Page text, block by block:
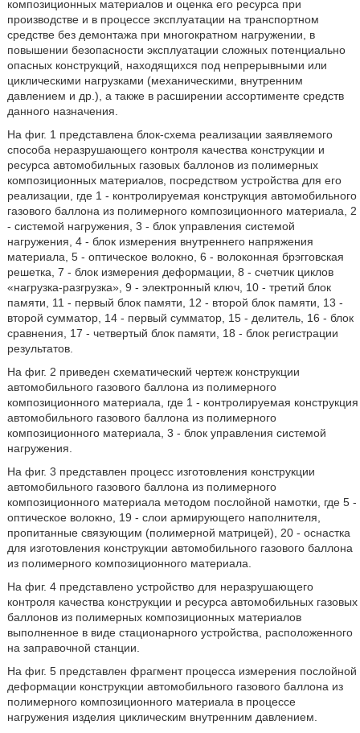
композиционных материалов и оценка его ресурса при
производстве и в процессе эксплуатации на транспортном
средстве без демонтажа при многократном нагружении, в
повышении безопасности эксплуатации сложных потенциально
опасных конструкций, находящихся под непрерывными или
циклическими нагрузками (механическими, внутренним
давлением и др.), а также в расширении ассортименте средств
данного назначения.
На фиг. 1 представлена блок-схема реализации заявляемого
способа неразрушающего контроля качества конструкции и
ресурса автомобильных газовых баллонов из полимерных
композиционных материалов, посредством устройства для его
реализации, где 1 - контролируемая конструкция автомобильного
газового баллона из полимерного композиционного материала, 2
- системой нагружения, 3 - блок управления системой
нагружения, 4 - блок измерения внутреннего напряжения
материала, 5 - оптическое волокно, 6 - волоконная брэгговская
решетка, 7 - блок измерения деформации, 8 - счетчик циклов
«нагрузка-разгрузка», 9 - электронный ключ, 10 - третий блок
памяти, 11 - первый блок памяти, 12 - второй блок памяти, 13 -
второй сумматор, 14 - первый сумматор, 15 - делитель, 16 - блок
сравнения, 17 - четвертый блок памяти, 18 - блок регистрации
результатов.
На фиг. 2 приведен схематический чертеж конструкции
автомобильного газового баллона из полимерного
композиционного материала, где 1 - контролируемая конструкция
автомобильного газового баллона из полимерного
композиционного материала, 3 - блок управления системой
нагружения.
На фиг. 3 представлен процесс изготовления конструкции
автомобильного газового баллона из полимерного
композиционного материала методом послойной намотки, где 5 -
оптическое волокно, 19 - слои армирующего наполнителя,
пропитанные связующим (полимерной матрицей), 20 - оснастка
для изготовления конструкции автомобильного газового баллона
из полимерного композиционного материала.
На фиг. 4 представлено устройство для неразрушающего
контроля качества конструкции и ресурса автомобильных газовых
баллонов из полимерных композиционных материалов
выполненное в виде стационарного устройства, расположенного
на заправочной станции.
На фиг. 5 представлен фрагмент процесса измерения послойной
деформации конструкции автомобильного газового баллона из
полимерного композиционного материала в процессе
нагружения изделия циклическим внутренним давлением.